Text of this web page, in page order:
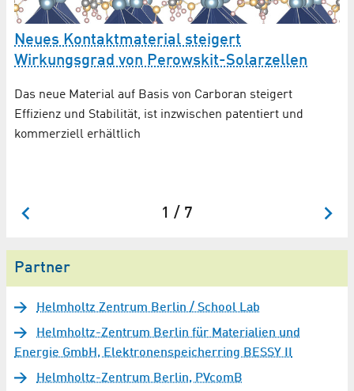
Neues Kontaktmaterial steigert
Wirkungsgrad von Perowskit-Solarzellen
Das neue Material auf Basis von Carboran steigert
Effizienz und Stabilität, ist inzwischen patentiert und
kommerziell erhältlich
1 / 7
Partner
Helmholtz Zentrum Berlin / School Lab
Helmholtz-Zentrum Berlin für Materialien und
Energie GmbH, Elektronenspeicherring BESSY II
Helmholtz-Zentrum Berlin, PVcomB